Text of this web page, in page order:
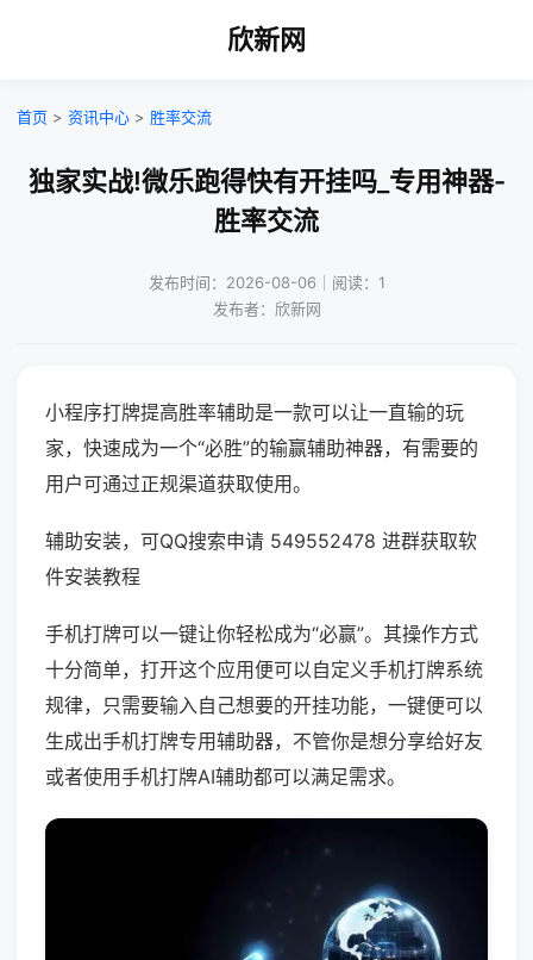
欣新网
首页 > 资讯中心 > 胜率交流
独家实战!微乐跑得快有开挂吗_专用神器-
胜率交流
发布时间：2026-08-06｜阅读：1
发布者：欣新网
小程序打牌提高胜率辅助是一款可以让一直输的玩
家，快速成为一个“必胜”的输赢辅助神器，有需要的
用户可通过正规渠道获取使用。
辅助安装，可QQ搜索申请 549552478 进群获取软
件安装教程
手机打牌可以一键让你轻松成为“必赢”。其操作方式
十分简单，打开这个应用便可以自定义手机打牌系统
规律，只需要输入自己想要的开挂功能，一键便可以
生成出手机打牌专用辅助器，不管你是想分享给好友
或者使用手机打牌AI辅助都可以满足需求。